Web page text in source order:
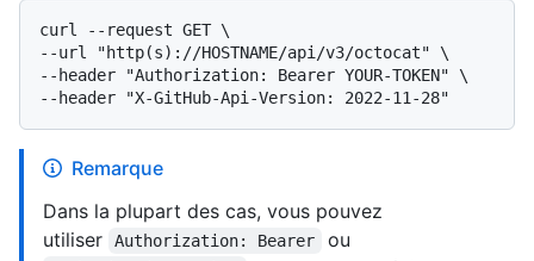
curl --request GET \
--url "http(s)://HOSTNAME/api/v3/octocat" \
--header "Authorization: Bearer YOUR-TOKEN" \
Remarque
Dans la plupart des cas, vous pouvez
utiliser
Authorization: Bearer ou